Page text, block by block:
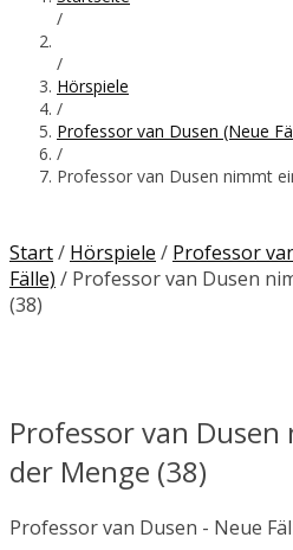
/
/
Hörspiele
/
Professor van Dusen (Neue
/
Professor van Dusen nimmt
Start/ Hörspiele / Professor
Fälle) / Professor van Dusen
(38)
Professor van
der Menge (38)
Professor van Dusen - Neue